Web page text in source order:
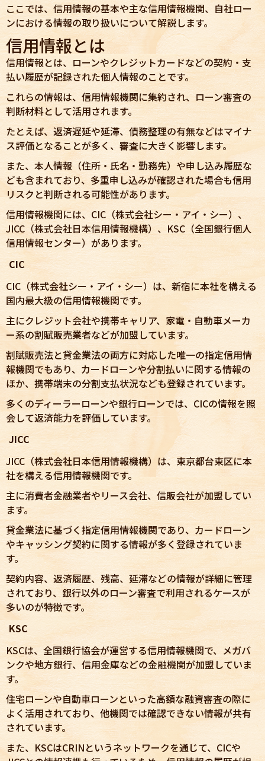
ここでは、信用情報の基本や主な信用情報機関、自社ロー
ンにおける情報の取り扱いについて解説します。
信用情報とは
信用情報とは、ローンやクレジットカードなどの契約・支
払い履歴が記録された個人情報のことです。
これらの情報は、信用情報機関に集約され、ローン審査の
判断材料として活用されます。
たとえば、返済遅延や延滞、債務整理の有無などはマイナ
ス評価となることが多く、審査に大きく影響します。
また、本人情報（住所・氏名・勤務先）や申し込み履歴な
ども含まれており、多重申し込みが確認された場合も信用
リスクと判断される可能性があります。
信用情報機関には、CIC（株式会社シー・アイ・シー）、
JICC（株式会社日本信用情報機構）、KSC（全国銀行個人
信用情報センター）があります。
CIC
CIC（株式会社シー・アイ・シー）は、新宿に本社を構える
国内最大級の信用情報機関です。
主にクレジット会社や携帯キャリア、家電・自動車メーカ
ー系の割賦販売業者などが加盟しています。
割賦販売法と貸金業法の両方に対応した唯一の指定信用情
報機関でもあり、カードローンや分割払いに関する情報の
ほか、携帯端末の分割支払状況なども登録されています。
多くのディーラーローンや銀行ローンでは、CICの情報を照
会して返済能力を評価しています。
JICC
JICC（株式会社日本信用情報機構）は、東京都台東区に本
社を構える信用情報機関です。
主に消費者金融業者やリース会社、信販会社が加盟してい
ます。
貸金業法に基づく指定信用情報機関であり、カードローン
やキャッシング契約に関する情報が多く登録されていま
す。
契約内容、返済履歴、残高、延滞などの情報が詳細に管理
されており、銀行以外のローン審査で利用されるケースが
多いのが特徴です。
KSC
KSCは、全国銀行協会が運営する信用情報機関で、メガバ
ンクや地方銀行、信用金庫などの金融機関が加盟していま
す。
住宅ローンや自動車ローンといった高額な融資審査の際に
よく活用されており、他機関では確認できない情報が共有
されています。
また、KSCはCRINというネットワークを通じて、CICや